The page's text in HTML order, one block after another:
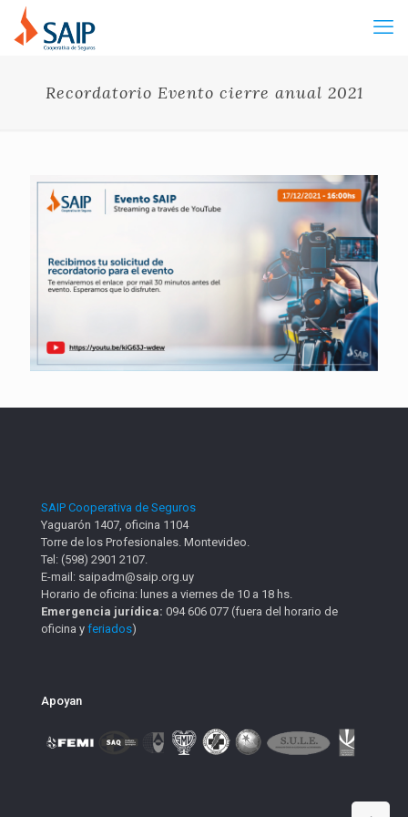
Recordatorio Evento cierre anual 2021
SAIP Cooperativa de Seguros
Yaguarón 1407, oficina 1104
Torre de los Profesionales. Montevideo.
Tel: (598) 2901 2107.
E-mail: saipadm@saip.org.uy
Horario de oficina: lunes a viernes de 10 a 18 hs.
Emergencia jurídica: 094 606 077 (fuera del horario de
oficina y feriados)
Apoyan